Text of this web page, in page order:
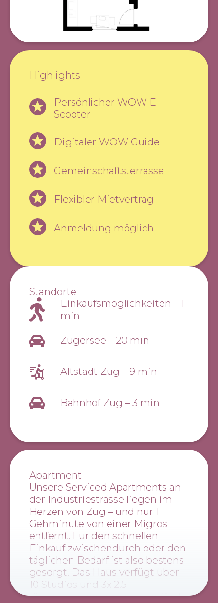
Highlights
Persönlicher WOW E-
Scooter
Digitaler WOW Guide
Gemeinschaftsterrasse
Flexibler Mietvertrag
Anmeldung möglich
Standorte
Einkaufsmöglichkeiten – 1
min
Zugersee – 20 min
Altstadt Zug – 9 min
Bahnhof Zug – 3 min
Apartment
Unsere Serviced Apartments an
der Industriestrasse liegen im
Herzen von Zug – und nur 1
Gehminute von einer Migros
entfernt. Für den schnellen
Einkauf zwischendurch oder den
täglichen Bedarf ist also bestens
gesorgt. Das Haus verfügt über
10 Studios und 3x 2.5-
Zimmerwohnungen. Jeder Gast